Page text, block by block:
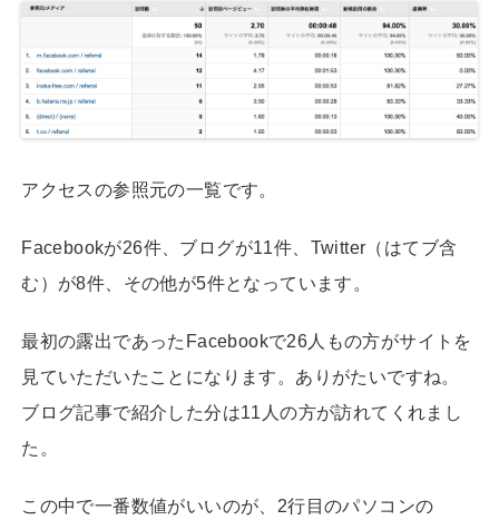
アクセスの参照元の一覧です。
Facebookが26件、ブログが11件、Twitter（はてブ含
む）が8件、その他が5件となっています。
最初の露出であったFacebookで26人もの方がサイトを
見ていただいたことになります。ありがたいですね。
ブログ記事で紹介した分は11人の方が訪れてくれまし
た。
この中で一番数値がいいのが、2行目のパソコンの